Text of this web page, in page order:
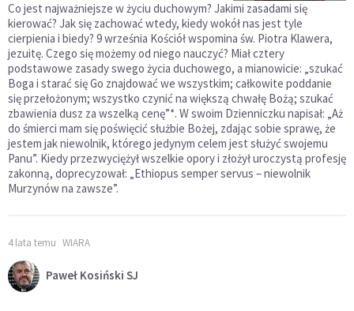
Co jest najważniejsze w życiu duchowym? Jakimi zasadami się
kierować? Jak się zachować wtedy, kiedy wokół nas jest tyle
cierpienia i biedy? 9 września Kościół wspomina św. Piotra Klawera,
jezuitę. Czego się możemy od niego nauczyć? Miał cztery
podstawowe zasady swego życia duchowego, a mianowicie: „szukać
Boga i starać się Go znajdować we wszystkim; całkowite poddanie
się przełożonym; wszystko czynić na większą chwałę Bożą; szukać
zbawienia dusz za wszelką cenę”*. W swoim Dzienniczku napisał: „Aż
do śmierci mam się poświęcić służbie Bożej, zdając sobie sprawę, że
jestem jak niewolnik, którego jedynym celem jest służyć swojemu
Panu”. Kiedy przezwyciężył wszelkie opory i złożył uroczystą profesję
zakonną, doprecyzował: „Ethiopus semper servus – niewolnik
Murzynów na zawsze”.
4 lata temu WIARA
Paweł Kosiński SJ